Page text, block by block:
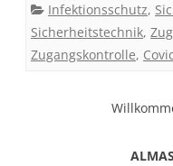
Infektionsschutz,
Sicherheitstechnik,
Zugangskontrolle,